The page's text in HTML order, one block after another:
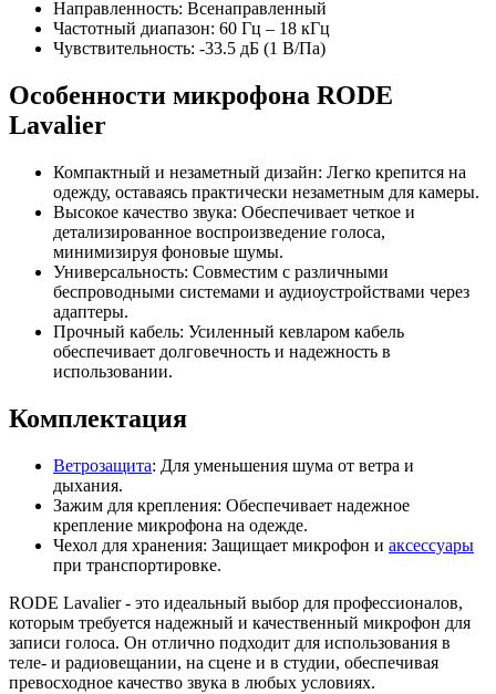
Направленность: Всенаправленный
Частотный диапазон: 60 Гц – 18 кГц
Чувствительность: -33.5 дБ (1 В/Па)
Особенности микрофона RODE
Lavalier
Компактный и незаметный дизайн: Легко крепится на
одежду, оставаясь практически незаметным для камеры.
Высокое качество звука: Обеспечивает четкое и
детализированное воспроизведение голоса,
минимизируя фоновые шумы.
Универсальность: Совместим с различными
беспроводными системами и аудиоустройствами через
адаптеры.
Прочный кабель: Усиленный кевларом кабель
обеспечивает долговечность и надежность в
использовании.
Комплектация
Ветрозащита: Для уменьшения шума от ветра и
дыхания.
Зажим для крепления: Обеспечивает надежное
крепление микрофона на одежде.
Чехол для хранения: Защищает микрофон и аксессуары
при транспортировке.
RODE Lavalier - это идеальный выбор для профессионалов,
которым требуется надежный и качественный микрофон для
записи голоса. Он отлично подходит для использования в
теле- и радиовещании, на сцене и в студии, обеспечивая
превосходное качество звука в любых условиях.